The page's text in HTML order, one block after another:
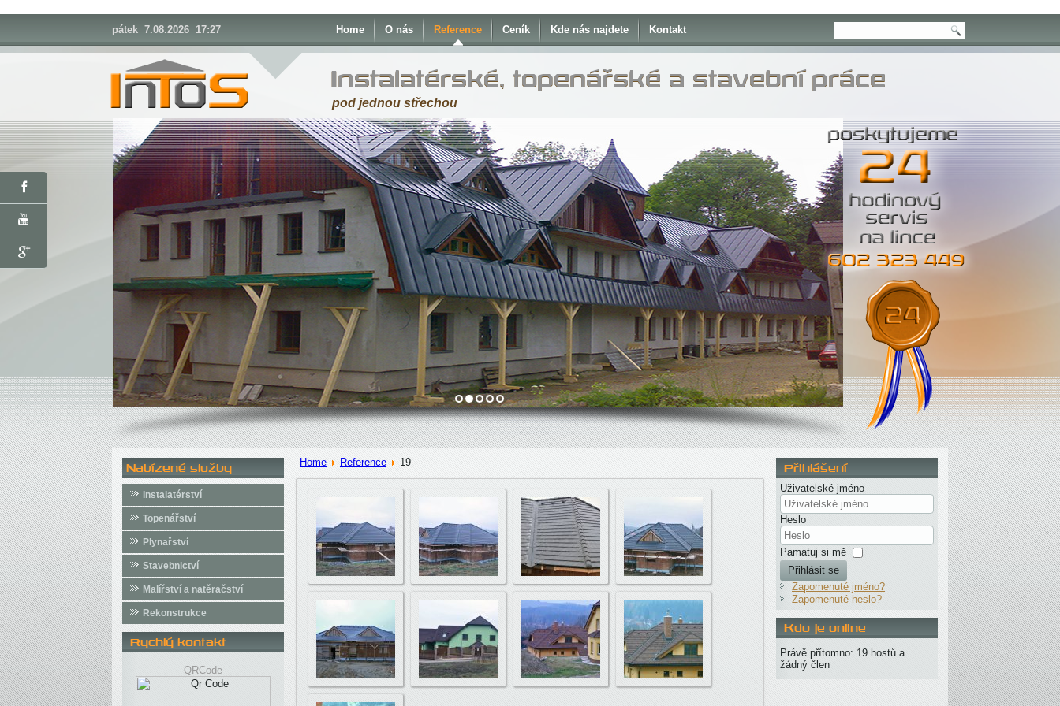
Instalatérské, topenářské a stavební práce
pod jednou střechou
pátek 7.08.2026 17:27 Home O nás Reference Ceník Kde nás najdete Kontakt
Nabízené služby
Instalatérství
Topenářství
Plynařství
Stavebnictví
Malířství a natěračství
Rekonstrukce
Rychlý kontakt
QRCode
Home Reference 19 Přihlášení
Uživatelské jméno
Heslo
Pamatuj si mě
Přihlásit se
Zapomenuté jméno?
Zapomenuté heslo?
Kdo je online
Právě přítomno: 19 hostů a
žádný člen